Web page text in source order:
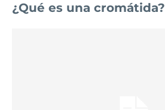
¿Qué es una cromátida?